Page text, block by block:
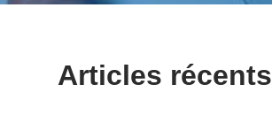
Articles récents